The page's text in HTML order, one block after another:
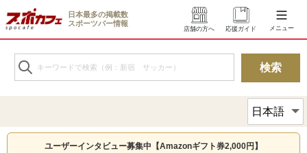
日本最多の掲載数
スポーツバー情報
店舗の方へ 応援ガイド メニュー
ユーザーインタビュー募集中【Amazonギフト券2,000円】